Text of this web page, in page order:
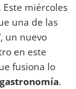
miércoles
una de las
, un nuevo
en este
fusiona lo
.